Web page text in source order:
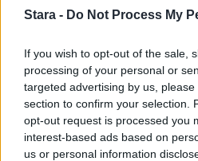
Stara - Do Not Process My
If you wish to opt-out of the sale,
processing of your personal or
targeted advertising by us,
section to confirm your selection.
opt-out request is processed you
interest-based ads based on
us or personal information
oletko sinä jo
Vuonna 2013
kasvattanut nopeasti
Viestintäsovellus